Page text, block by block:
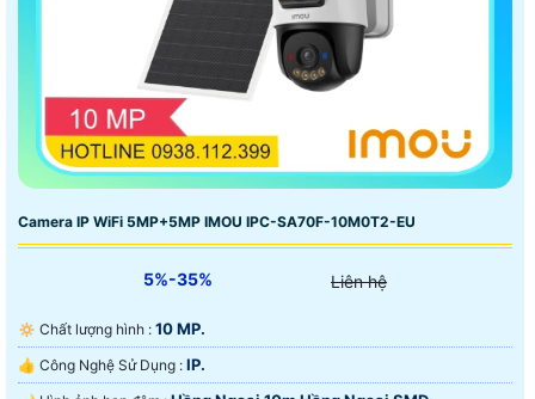
Camera IP WiFi 5MP+5MP IMOU IPC-SA70F-10M0T2-EU
5%-35% Liên hệ
🔅 Chất lượng hình : 10 MP.
👍 Công Nghệ Sử Dụng : IP.